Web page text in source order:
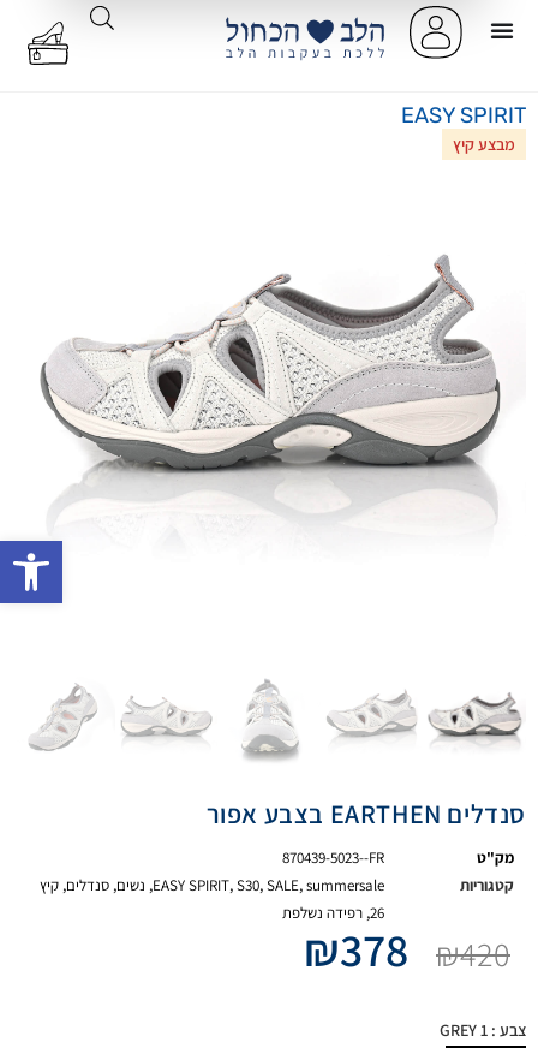
EASY SPIRIT
מבצע קיץ
סנדלים EARTHEN בצבע אפור
מק"ט
870439-5023--FR
קטגוריות
EASY SPIRIT,S30,SALE,summersale
, נשים, סנדלים, קיץ
26
, רפידה נשלפת
₪420
₪378
צבע : GREY 1